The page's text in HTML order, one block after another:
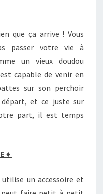
que ça arrive ! Vous
passer votre vie à
un vieux doudou
capable de venir en
sur son perchoir
et ce juste sur
part, il est temps
♦
utilise un accessoire et